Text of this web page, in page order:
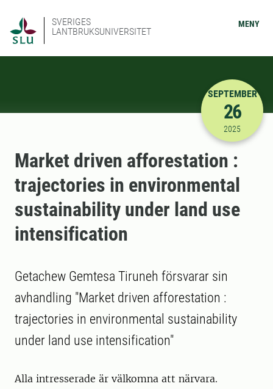
SVERIGES
LANTBRUKSUNIVERSITET
MENY
2025-09-
SEPTEMBER
26
2025
Market driven afforestation :
trajectories in environmental
sustainability under land use
intensification
Getachew Gemtesa Tiruneh försvarar sin
avhandling "Market driven afforestation :
trajectories in environmental sustainability
under land use intensification"
Alla intresserade är välkomna att närvara.